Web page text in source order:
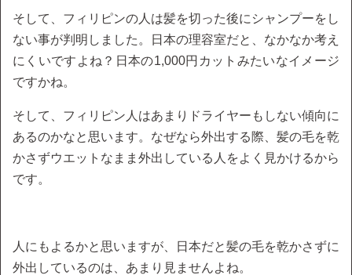
そして、フィリピンの人は髪を切った後にシャンプーをし
ない事が判明しました。日本の理容室だと、なかなか考え
にくいですよね？日本の1,000円カットみたいなイメージ
ですかね。
そして、フィリピン人はあまりドライヤーもしない傾向に
あるのかなと思います。なぜなら外出する際、髪の毛を乾
かさずウエットなまま外出している人をよく見かけるから
です。
人にもよるかと思いますが、日本だと髪の毛を乾かさずに
外出しているのは、あまり見ませんよね。